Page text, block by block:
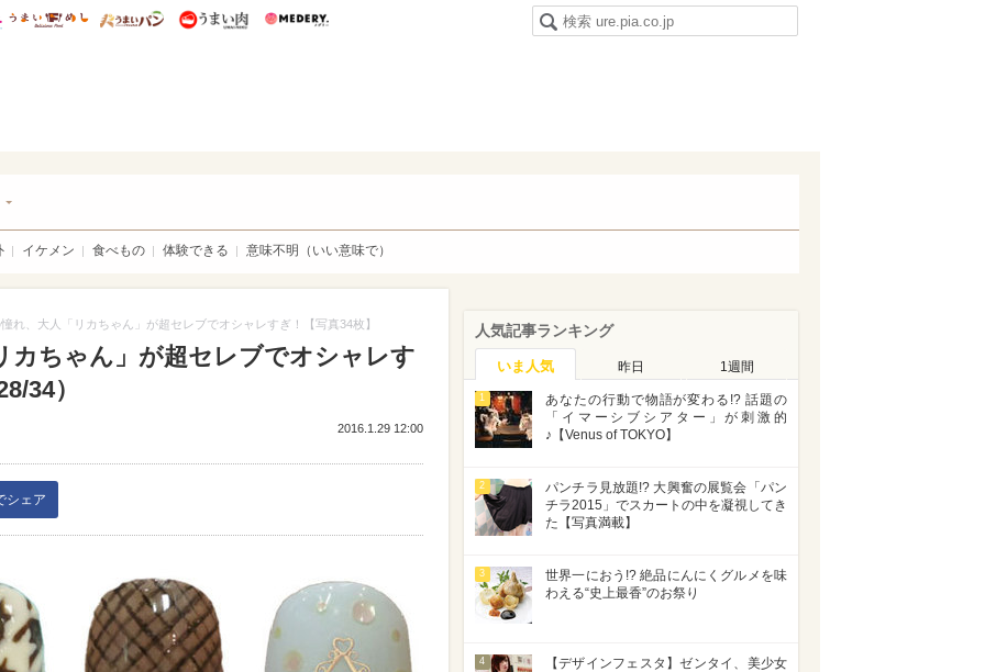
研 ディズニー特集
mimot. うまいめし うまいパン うまい肉
イケメン 食べもの 体験できる 意味不明（いい意味で）
れ、大人「リカちゃん」が超セレブでオシャレすぎ！【写真34枚】
カちゃん」が超セレブでオシャレす
34）
2016.1.29 12:00
シェア
人気記事ランキング
いま人気 昨日 1週間
1
あなたの行動で物語が変わる!? 話題の
「イマーシブシアター」が刺激的
♪【Venus of TOKYO】
2
パンチラ見放題!? 大興奮の展覧会「パン
チラ2015」でスカートの中を凝視してき
た【写真満載】
3
世界一におう!? 絶品にんにくグルメを味
わえる“史上最香”のお祭り
4
【デザインフェスタ】ゼンタイ、美少女